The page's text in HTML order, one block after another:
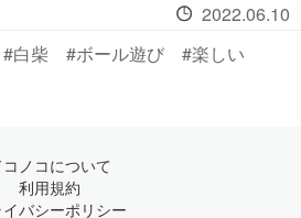
2022.06.10
白柴 #ボール遊び #楽しい
コノコについて
利用規約
バシーポリシー